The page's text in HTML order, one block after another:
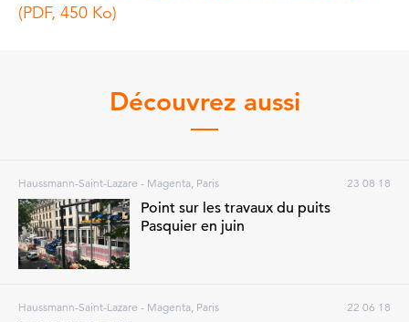
(PDF, 450 Ko)
Découvrez aussi
Haussmann-Saint-Lazare - Magenta, Paris 23 08 18
Point sur les travaux du puits
Pasquier en juin
Haussmann-Saint-Lazare - Magenta, Paris 22 06 18